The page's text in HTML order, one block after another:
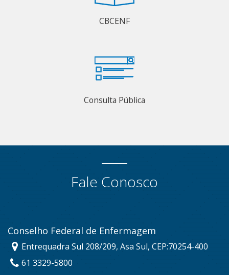
CBCENF
Consulta Pública
Fale Conosco
Conselho Federal de Enfermagem
Entrequadra Sul 208/209, Asa Sul, CEP:70254-400
61 3329-5800